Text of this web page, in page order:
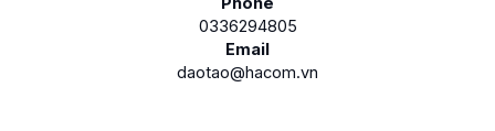
0336294805
Email
daotao@hacom.vn